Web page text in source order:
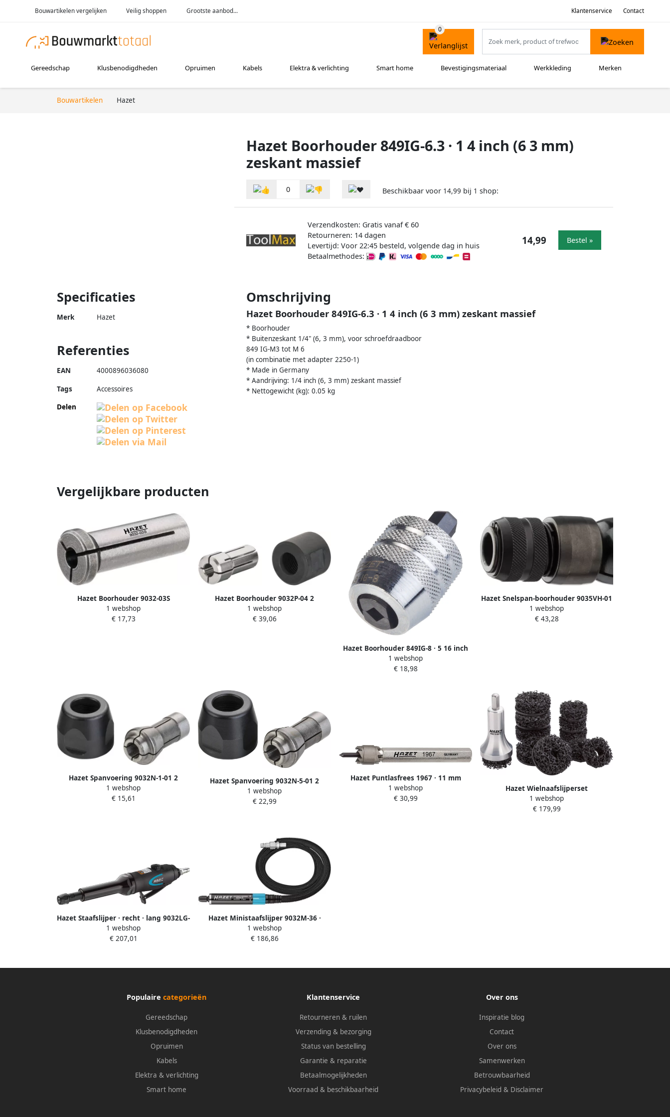
Bouwartikelen vergelijken Veilig shoppen Grootste aanbod... Klantenservice Contact
Gereedschap Klusbenodigdheden Opruimen Kabels Elektra & verlichting Smart home Bevestigingsmateriaal Werkkleding Merken
Bouwartikelen Hazet
Hazet Boorhouder 849IG-6.3 · 1 4 inch (6 3 mm)
zeskant massief
0 Beschikbaar voor 14,99 bij 1 shop:
Verzendkosten: Gratis vanaf € 60
Retourneren: 14 dagen
Levertijd: Voor 22:45 besteld, volgende dag in huis
Betaalmethodes:
14,99 Bestel »
Specificaties
Merk Hazet
Omschrijving
Hazet Boorhouder 849IG-6.3 · 1 4 inch (6 3 mm) zeskant massief
* Boorhouder
* Buitenzeskant 1/4" (6, 3 mm), voor schroefdraadboor
849 IG-M3 tot M 6
(in combinatie met adapter 2250-1)
* Made in Germany
* Aandrijving: 1/4 inch (6, 3 mm) zeskant massief
* Nettogewicht (kg): 0.05 kg
Referenties
EAN 4000896036080
Tags
Accessoires
Delen
Vergelijkbare producten
Hazet Boorhouder 9032-03S
1 webshop
€ 17,73
Hazet Boorhouder 9032P-04 2
1 webshop
€ 39,06
Hazet Boorhouder 849IG-8 · 5 16 inch
(8 mm) zeskant massief
1 webshop
€ 18,98
Hazet Snelspan-boorhouder 9035VH-01
1 webshop
€ 43,28
Hazet Spanvoering 9032N-1-01 2
1 webshop
€ 15,61
Hazet Spanvoering 9032N-5-01 2
1 webshop
€ 22,99
Hazet Puntlasfrees 1967 · 11 mm
1 webshop
€ 30,99
Hazet Wielnaafslijperset
bedrijfswagens · 12-delig 4960N-45 12 ·
12-delig
1 webshop
€ 179,99
Hazet Staafslijper · recht · lang 9032LG-
1 · Lengte: 285 mm
1 webshop
€ 207,01
Hazet Ministaafslijper 9032M-36 ·
Lengte: 150 mm
1 webshop
€ 186,86
Populaire categorieën
Gereedschap
Klusbenodigdheden
Opruimen
Kabels
Elektra & verlichting
Smart home
Klantenservice
Retourneren & ruilen
Verzending & bezorging
Status van bestelling
Garantie & reparatie
Betaalmogelijkheden
Voorraad & beschikbaarheid
Over ons
Inspiratie blog
Contact
Over ons
Samenwerken
Betrouwbaarheid
Privacybeleid & Disclaimer